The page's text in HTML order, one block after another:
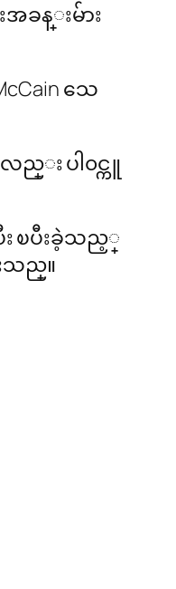
ခန္းမ်ား
သေ
ည္း ပါ၀င္ကူ
း ၿပီးခဲ့သည့္
သည္။